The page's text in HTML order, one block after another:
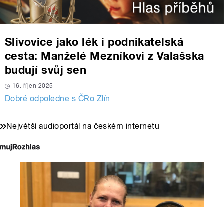
Slivovice jako lék i podnikatelská
cesta: Manželé Mezníkovi z Valašska
budují svůj sen
16. říjen 2025
Dobré odpoledne s ČRo Zlín
Největší audioportál na českém internetu